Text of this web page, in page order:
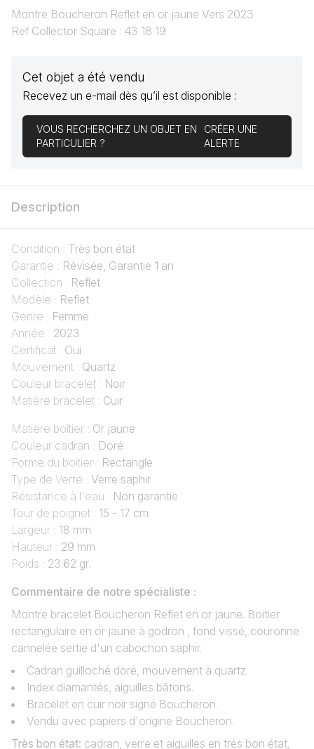
Montre Boucheron Reflet en or jaune Vers 2023
Ref Collector Square : 43 18 19
Cet objet a été vendu
Recevez un e-mail dès qu’il est disponible :
VOUS RECHERCHEZ UN OBJET EN
PARTICULIER ?
CRÉER UNE
ALERTE
Description
Condition : Très bon état
Garantie : Révisée, Garantie 1 an
Collection : Reflet
Modèle : Reflet
Genre : Femme
Année : 2023
Certificat : Oui
Mouvement : Quartz
Couleur bracelet : Noir
Matière bracelet : Cuir
Matière boîtier : Or jaune
Couleur cadran : Doré
Forme du boitier : Rectangle
Type de Verre : Verre saphir
Résistance à l'eau : Non garantie
Tour de poignet : 15 - 17 cm
Largeur : 18 mm
Hauteur : 29 mm
Poids : 23.62 gr.
Commentaire de notre spécialiste :
Montre bracelet Boucheron Reflet en or jaune. Boitier
rectangulaire en or jaune à godron , fond vissé, couronne
cannelée sertie d'un cabochon saphir.
Cadran guilloché doré, mouvement à quartz.
Index diamantés, aiguilles bâtons.
Bracelet en cuir noir signé Boucheron.
Vendu avec papiers d'origine Boucheron.
Très bon état: cadran, verre et aiguilles en très bon état,